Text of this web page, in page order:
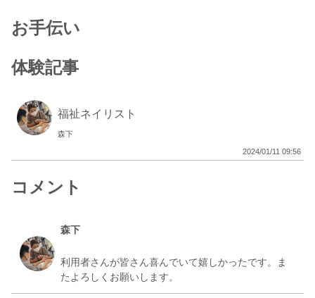
お手伝い
体験記事
福祉ネイリスト
森下
2024/01/11 09:56
コメント
森下
利用者さんが皆さん喜んでいて嬉しかったです。ま